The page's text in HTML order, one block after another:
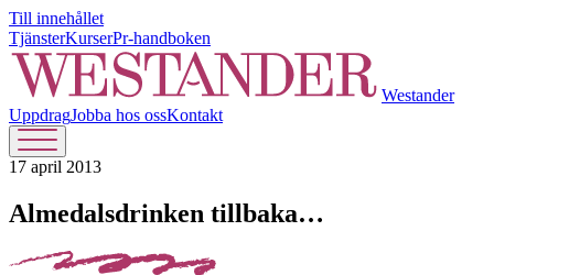
Till innehållet
TjänsterKurserPr-handboken
Westander
UppdragJobba hos ossKontakt
17 april 2013
Almedalsdrinken tillbaka…